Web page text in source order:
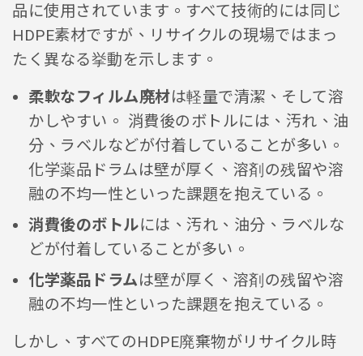
品に使用されています。すべて技術的には同じ
HDPE素材ですが、リサイクルの現場ではまっ
たく異なる挙動を示します。
柔軟なフィルム廃材は軽量で清潔、そして溶
かしやすい。 消費後のボトルには、汚れ、油
分、ラベルなどが付着していることが多い。
化学薬品ドラムは壁が厚く、溶剤の残留や溶
融の不均一性といった課題を抱えている。
消費後のボトルには、汚れ、油分、ラベルな
どが付着していることが多い。
化学薬品ドラムは壁が厚く、溶剤の残留や溶
融の不均一性といった課題を抱えている。
しかし、すべてのHDPE廃棄物がリサイクル時